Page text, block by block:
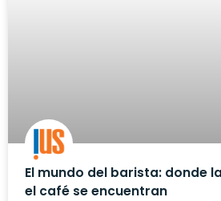
El mundo del barista: donde
el café se encuentran